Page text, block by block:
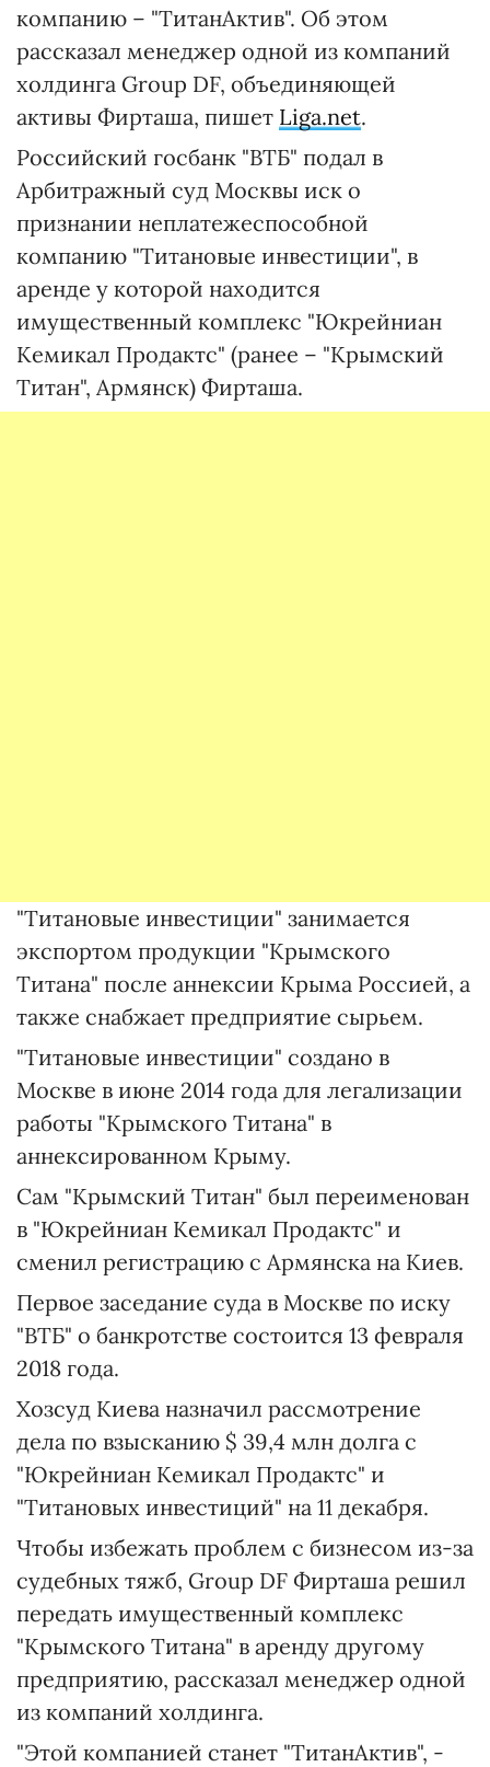
компанию – "ТитанАктив". Об этом
рассказал менеджер одной из компаний
холдинга Group DF, объединяющей
активы Фирташа, пишет Liga.net.
Российский госбанк "ВТБ" подал в
Арбитражный суд Москвы иск о
признании неплатежеспособной
компанию "Титановые инвестиции", в
аренде у которой находится
имущественный комплекс "Юкрейниан
Кемикал Продактс" (ранее – "Крымский
Титан", Армянск) Фирташа.
"Титановые инвестиции" занимается
экспортом продукции "Крымского
Титана" после аннексии Крыма Россией, а
также снабжает предприятие сырьем.
"Титановые инвестиции" создано в
Москве в июне 2014 года для легализации
работы "Крымского Титана" в
аннексированном Крыму.
Сам "Крымский Титан" был переименован
в "Юкрейниан Кемикал Продактс" и
сменил регистрацию с Армянска на Киев.
Первое заседание суда в Москве по иску
"ВТБ" о банкротстве состоится 13 февраля
2018 года.
Хозсуд Киева назначил рассмотрение
дела по взысканию $ 39,4 млн долга с
"Юкрейниан Кемикал Продактс" и
"Титановых инвестиций" на 11 декабря.
Чтобы избежать проблем с бизнесом из-за
судебных тяжб, Group DF Фирташа решил
передать имущественный комплекс
"Крымского Титана" в аренду другому
предприятию, рассказал менеджер одной
из компаний холдинга.
"Этой компанией станет "ТитанАктив", -